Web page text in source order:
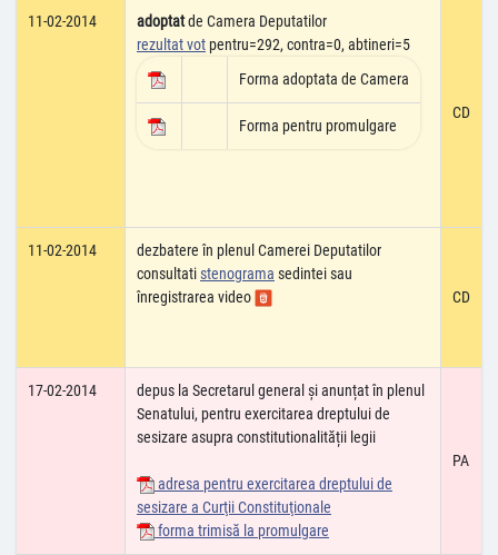
11-02-2014 adoptatde Camera Deputatilor
rezultat vot pentru=292, contra=0, abtineri=5
Forma adoptata de Camera
Forma pentru promulgare
CD
11-02-2014
dezbatere în plenul Camerei Deputatilor
consultatistenograma sedintei sau
înregistrarea video
CD
17-02-2014
depus la Secretarul general și anunțat în plenul
Senatului, pentru exercitarea dreptului de
sesizare asupra constitutionalității legii
adresa pentru exercitarea dreptului de
sesizare a Curţii Constituţionale
forma trimisă la promulgare
PA